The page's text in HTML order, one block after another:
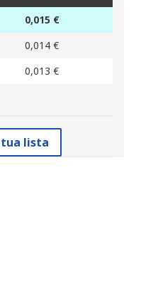
0,015 €
0,014 €
0,013 €
lista